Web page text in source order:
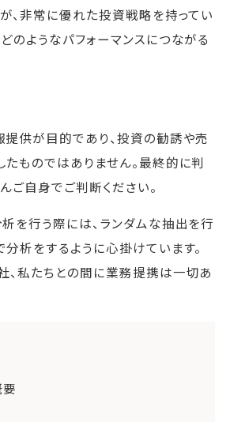
、非常に優れた投資戦略を持ってい
のようなパフォーマンスにつながる
提供が目的であり、投資の勧誘や売
ものではありません。最終的に判
ご自身でご判断ください。
を行う際には、ランダムな抽出を行
析をするように心掛けています。
、私たちとの間に業務提携は一切あ